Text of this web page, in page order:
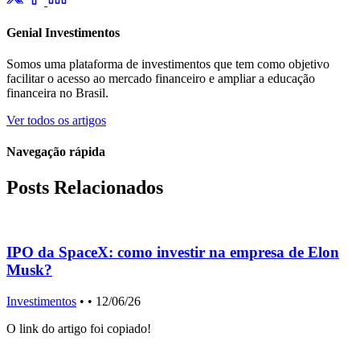
Genial Investimentos
Somos uma plataforma de investimentos que tem como objetivo
facilitar o acesso ao mercado financeiro e ampliar a educação
financeira no Brasil.
Ver todos os artigos
Navegação rápida
Posts Relacionados
IPO da SpaceX: como investir na empresa de Elon
Musk?
Investimentos • • 12/06/26
O link do artigo foi copiado!